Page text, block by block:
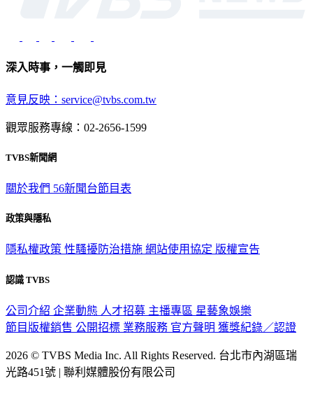
深入時事，一觸即見
意見反映：service@tvbs.com.tw
觀眾服務專線：02-2656-1599
TVBS新聞網
關於我們 56新聞台節目表
政策與隱私
隱私權政策 性騷擾防治措施 網站使用協定 版權宣告
認識 TVBS
公司介紹 企業動態 人才招募 主播專區 星藝象娛樂
節目版權銷售 公開招標 業務服務 官方聲明 獲獎紀錄／認證
2026 © TVBS Media Inc. All Rights Reserved. 台北市內湖區瑞
光路451號 | 聯利媒體股份有限公司